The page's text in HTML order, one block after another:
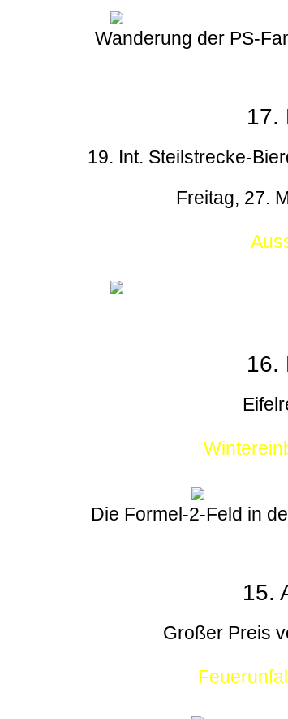
Wanderung der PS-
17.
19. Int. Steilstrecke-
Freitag, 27.
16.
Die Formel-2-Feld in
15.
Großer Preis